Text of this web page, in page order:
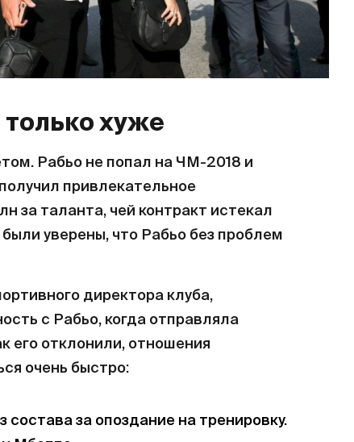
только хуже
Рабьо не попал на ЧМ-2018 и
привлекательное
за таланта, чей контракт истекал
уверены, что Рабьо без проблем
директора клуба,
с Рабьо, когда отправляла
его отклонили, отношения
очень быстро:
за опоздание на тренировку.